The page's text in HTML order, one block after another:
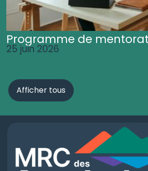
Programme de mentorat
25 juin 2026
Afficher tous